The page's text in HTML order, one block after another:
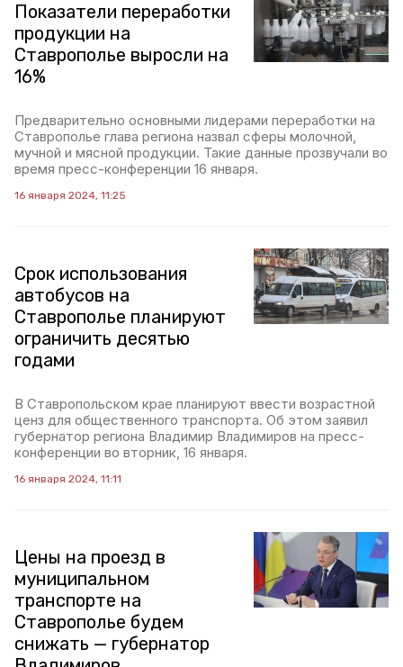
Показатели переработки
продукции на
Ставрополье выросли на
16%
Предварительно основными лидерами переработки на
Ставрополье глава региона назвал сферы молочной,
мучной и мясной продукции. Такие данные прозвучали во
время пресс-конференции 16 января.
16 января 2024, 11:25
Срок использования
автобусов на
Ставрополье планируют
ограничить десятью
годами
В Ставропольском крае планируют ввести возрастной
ценз для общественного транспорта. Об этом заявил
губернатор региона Владимир Владимиров на пресс-
конференции во вторник, 16 января.
16 января 2024, 11:11
Цены на проезд в
муниципальном
транспорте на
Ставрополье будем
снижать — губернатор